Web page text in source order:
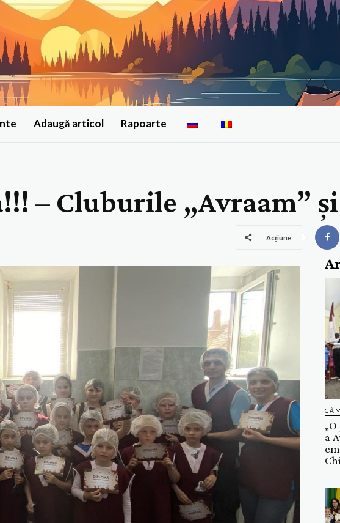
Adaugă articol Rapoarte
– Cluburile „Avraam”
Acțiune
a